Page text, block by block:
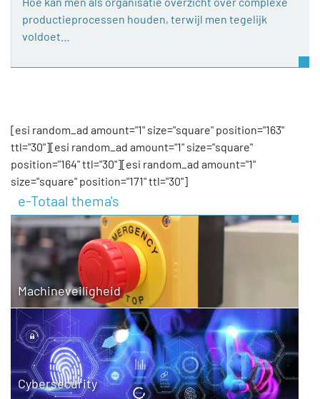
productieprocessen houden, terwijl men tegelijk
voldoet…
[esi random_ad amount="1" size="square" position="163"
ttl="30"][esi random_ad amount="1" size="square"
position="164" ttl="30"][esi random_ad amount="1"
size="square" position="171" ttl="30"]
e-Totaal thema's
Machineveiligheid
Cybersecurity